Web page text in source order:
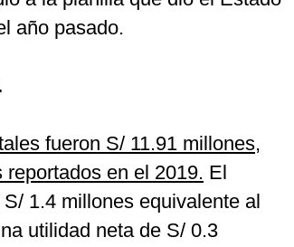
año pasado.
fueron S/ 11.91 millones,
en el 2019. El
1.4 millones equivalente al
utilidad neta de S/ 0.3